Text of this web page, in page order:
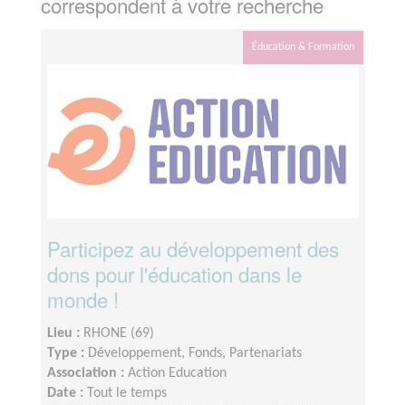
Éducation & Formation
Participez au développement des
dons pour l'éducation dans le
monde !
Lieu : RHONE (69)
Type : Développement, Fonds, Partenariats
Association : Action Education
Date :
Tout le temps